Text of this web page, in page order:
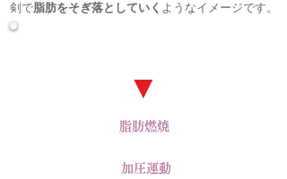
剣で脂肪をそぎ落としていく ようなイメージです。
​▼
脂肪燃焼
​加圧運動